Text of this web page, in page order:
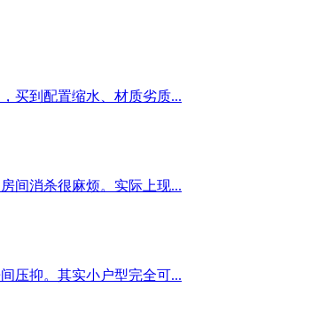
买到配置缩水、材质劣质...
间消杀很麻烦。实际上现...
压抑。其实小户型完全可...